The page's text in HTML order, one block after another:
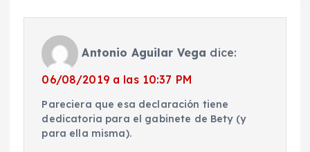
Antonio Aguilar Vega dice:
06/08/2019 a las 10:37 PM
Pareciera que esa declaración tiene
dedicatoria para el gabinete de Bety (y
para ella misma).